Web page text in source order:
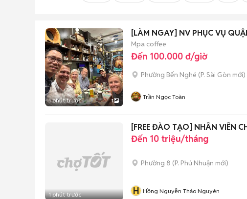
1 phút trước 1
[LÀM NGAY] NV PHỤC VỤ
Mpa coffee
Đến 100.000 đ/giờ
Phường Bến Nghé (P. Sài Gòn mới)
Trần Ngọc Toàn
1 phút trước
[FREE ĐÀO TẠO] NHÂN VIÊN
Đến 10 triệu/tháng
Phường 8 (P. Phú Nhuận mới)
H Hồng Nguyễn Thảo Nguyên